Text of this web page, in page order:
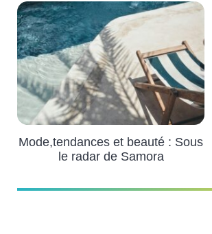
Mode,tendances et beauté : Sous
le radar de Samora